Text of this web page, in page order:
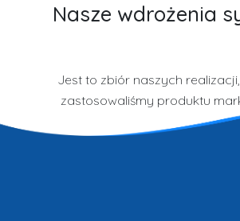
Nasze wdrożenia
Jest to zbiór naszych
zastosowaliśmy produktu